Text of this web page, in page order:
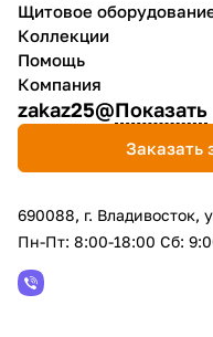
Щитовое
Коллекции
Помощь
Компания
zakaz25@Показать
Заказать
690088, г. Владивосток,
Пн-Пт: 8:00-18:00 Сб: